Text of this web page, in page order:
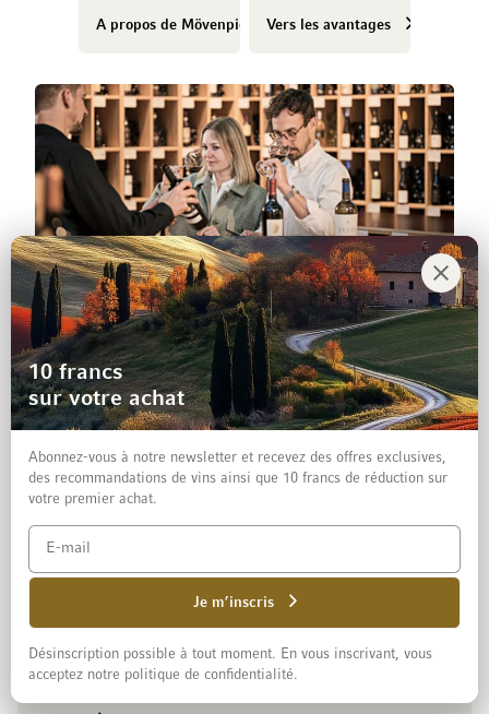
A propos de Mövenpick VinsVers les avantages
30 sites
Conseils personnalisés, dégustations
quotidiennes et inspiration pour plus de plaisir,
toujours près de chez vous.
Service client
Hotline gratuite:
lundi à vendredi de
10 francs
sur votre achat
Abonnez-vous à notre newsletter et recevez des offres exclusives,
des recommandations de vins ainsi que 10 francs de réduction sur
votre premier achat.
Je m’inscris
Désinscription possible à tout moment. En vous inscrivant, vous
acceptez notre politique de confidentialité.